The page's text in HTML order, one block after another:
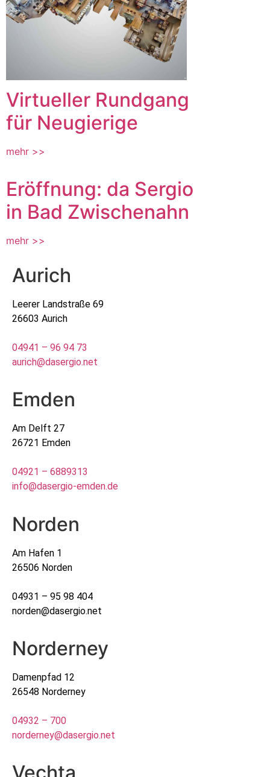
Virtueller Rundgang
für Neugierige
mehr >>
Eröffnung: da Sergio
in Bad Zwischenahn
mehr >>
Aurich
Leerer Landstraße 69
26603 Aurich
04941 – 96 94 73
aurich@dasergio.net
Emden
Am Delft 27
26721 Emden
04921 – 6889313
info@dasergio-emden.de
Norden
Am Hafen 1
26506 Norden
04931 – 95 98 404
norden@dasergio.net
Norderney
Damenpfad 12
26548 Norderney
04932 – 700
norderney@dasergio.net